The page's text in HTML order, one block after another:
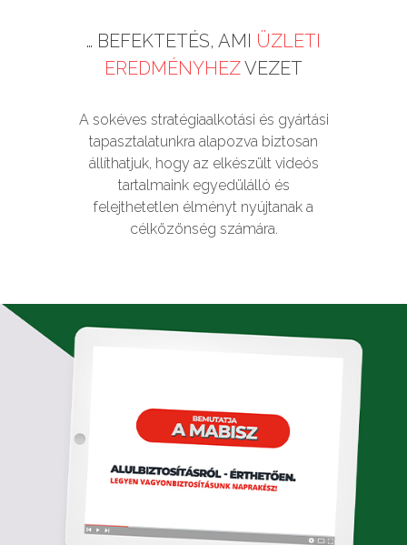
… BEFEKTETÉS, AMI ÜZLETI
EREDMÉNYHEZVEZET
A sokéves stratégiaalkotási és gyártási
tapasztalatunkra alapozva biztosan
állíthatjuk, hogy az elkészült videós
tartalmaink egyedülálló és
felejthetetlen élményt nyújtanak a
célközönség számára.